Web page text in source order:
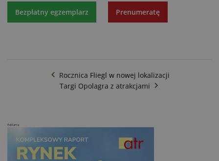
Bezpłatny egzemplarz Prenumeratę
Rocznica Fliegl w nowej lokalizacji
Targi Opolagra z atrakcjami
Reklama